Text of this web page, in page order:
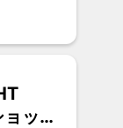
ップ